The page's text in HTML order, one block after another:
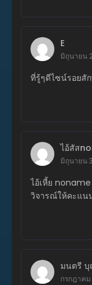
ตอนที่ 14
ตอนที่ 12
เมษายน 26, 2026
ตอนที่ 11
เมษายน 26, 2026
ตอนที่ 8
ตอนที่ 9
E
มิถุนายน
ที่รู้ๆดีไซน์รอยสัก
ไอ้สัส
มิถุนายน
ไอ้เหี้ย
วิจารณ์ให้คะแน
มนตรี
กรกฎาคม